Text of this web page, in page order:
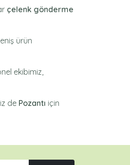
çelenk gönderme
ürün
ekibimiz,
de Pozantı için